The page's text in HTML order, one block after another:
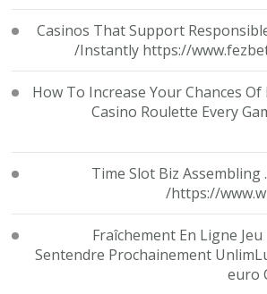
Casinos That Support
Instantly https://
How To Increase Your Chances
Casino Roulette Every
Time Slot Biz Assembling
https://
Fraîchement En Ligne
Sentendre Prochainement
euro